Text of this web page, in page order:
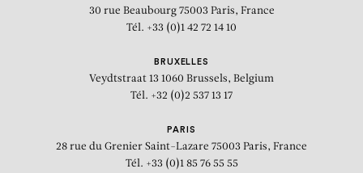
30 rue Beaubourg 75003 Paris, France
Tél. +33 (0)1 42 72 14 10
BRUXELLES
Veydtstraat 13 1060 Brussels, Belgium
Tél. +32 (0)2 537 13 17
PARIS
28 rue du Grenier Saint-Lazare 75003 Paris, France
Tél. +33 (0)1 85 76 55 55